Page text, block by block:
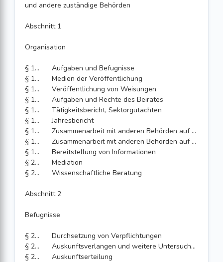
und andere zuständige Behörden
Abschnitt 1
Organisation
§ 191
Aufgaben und Befugnisse
§ 192
Medien der Veröffentlichung
§ 193
Veröffentlichung von Weisungen
§ 194
Aufgaben und Rechte des Beirates
§ 195
Tätigkeitsbericht, Sektorgutachten
§ 196
Jahresbericht
§ 197
Zusammenarbeit mit anderen Behörden auf nationaler Ebene
§ 198
Zusammenarbeit mit anderen Behörden auf der Ebene der Europäischen Union
§ 199
Bereitstellung von Informationen
§ 200
Mediation
§ 201
Wissenschaftliche Beratung
Abschnitt 2
Befugnisse
§ 202
Durchsetzung von Verpflichtungen
§ 203
Auskunftsverlangen und weitere Untersuchungsrechte; Übermittlungspflichten
§ 204
Auskunftserteilung